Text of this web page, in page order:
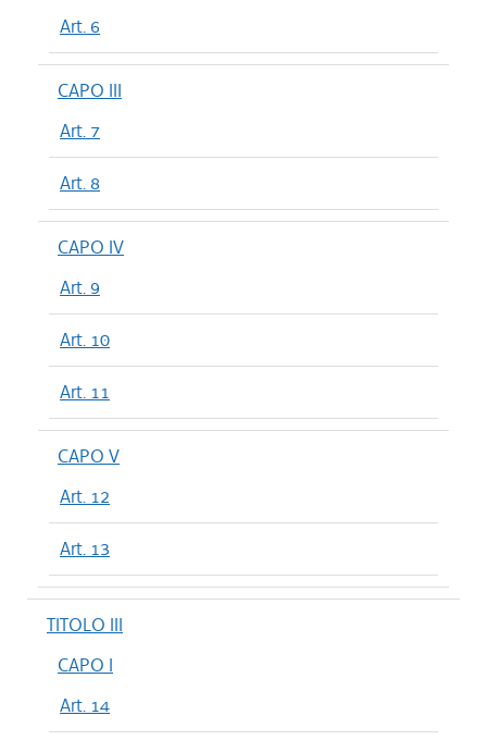
Art. 6
CAPO III
Art. 7
Art. 8
CAPO IV
Art. 9
Art. 10
Art. 11
CAPO V
Art. 12
Art. 13
TITOLO III
CAPO I
Art. 14